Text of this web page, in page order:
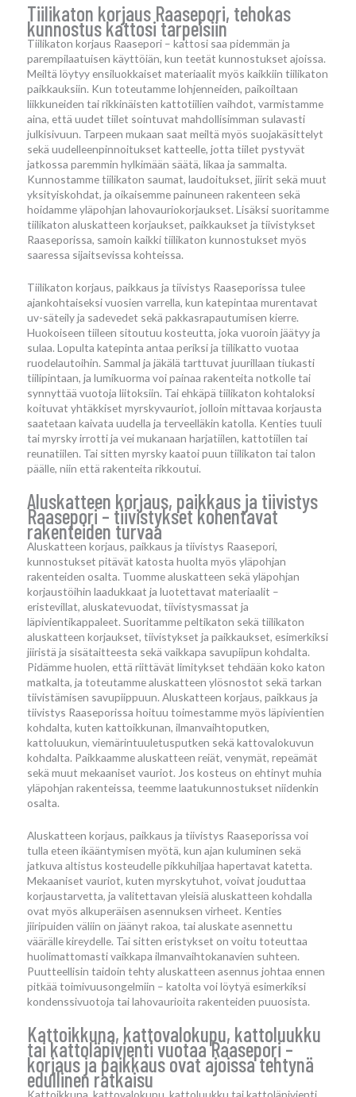
Tiilikaton korjaus Raasepori, tehokas
kunnostus kattosi tarpeisiin
Tiilikaton korjaus Raasepori – kattosi saa pidemmän ja
parempilaatuisen käyttöiän, kun teetät kunnostukset ajoissa.
Meiltä löytyy ensiluokkaiset materiaalit myös kaikkiin tiilikaton
paikkauksiin. Kun toteutamme lohjenneiden, paikoiltaan
liikkuneiden tai rikkinäisten kattotiilien vaihdot, varmistamme
aina, että uudet tiilet sointuvat mahdollisimman sulavasti
julkisivuun. Tarpeen mukaan saat meiltä myös suojakäsittelyt
sekä uudelleenpinnoitukset katteelle, jotta tiilet pystyvät
jatkossa paremmin hylkimään säätä, likaa ja sammalta.
Kunnostamme tiilikaton saumat, laudoitukset, jiirit sekä muut
yksityiskohdat, ja oikaisemme painuneen rakenteen sekä
hoidamme yläpohjan lahovauriokorjaukset. Lisäksi suoritamme
tiilikaton aluskatteen korjaukset, paikkaukset ja tiivistykset
Raaseporissa, samoin kaikki tiilikaton kunnostukset myös
saaressa sijaitsevissa kohteissa.
Tiilikaton korjaus, paikkaus ja tiivistys Raaseporissa tulee
ajankohtaiseksi vuosien varrella, kun katepintaa murentavat
uv-säteily ja sadevedet sekä pakkasrapautumisen kierre.
Huokoiseen tiileen sitoutuu kosteutta, joka vuoroin jäätyy ja
sulaa. Lopulta katepinta antaa periksi ja tiilikatto vuotaa
ruodelautoihin. Sammal ja jäkälä tarttuvat juurillaan tiukasti
tiilipintaan, ja lumikuorma voi painaa rakenteita notkolle tai
synnyttää vuotoja liitoksiin. Tai ehkäpä tiilikaton kohtaloksi
koituvat yhtäkkiset myrskyvauriot, jolloin mittavaa korjausta
saatetaan kaivata uudella ja terveelläkin katolla. Kenties tuuli
tai myrsky irrotti ja vei mukanaan harjatiilen, kattotiilen tai
reunatiilen. Tai sitten myrsky kaatoi puun tiilikaton tai talon
päälle, niin että rakenteita rikkoutui.
Aluskatteen korjaus, paikkaus ja tiivistys
Raasepori – tiivistykset kohentavat
rakenteiden turvaa
Aluskatteen korjaus, paikkaus ja tiivistys Raasepori,
kunnostukset pitävät katosta huolta myös yläpohjan
rakenteiden osalta. Tuomme aluskatteen sekä yläpohjan
korjaustöihin laadukkaat ja luotettavat materiaalit –
eristevillat, aluskatevuodat, tiivistysmassat ja
läpivientikappaleet. Suoritamme peltikaton sekä tiilikaton
aluskatteen korjaukset, tiivistykset ja paikkaukset, esimerkiksi
jiiristä ja sisätaitteesta sekä vaikkapa savupiipun kohdalta.
Pidämme huolen, että riittävät limitykset tehdään koko katon
matkalta, ja toteutamme aluskatteen ylösnostot sekä tarkan
tiivistämisen savupiippuun. Aluskatteen korjaus, paikkaus ja
tiivistys Raaseporissa hoituu toimestamme myös läpivientien
kohdalta, kuten kattoikkunan, ilmanvaihtoputken,
kattoluukun, viemärintuuletusputken sekä kattovalokuvun
kohdalta. Paikkaamme aluskatteen reiät, venymät, repeämät
sekä muut mekaaniset vauriot. Jos kosteus on ehtinyt muhia
yläpohjan rakenteissa, teemme laatukunnostukset niidenkin
osalta.
Aluskatteen korjaus, paikkaus ja tiivistys Raaseporissa voi
tulla eteen ikääntymisen myötä, kun ajan kuluminen sekä
jatkuva altistus kosteudelle pikkuhiljaa hapertavat katetta.
Mekaaniset vauriot, kuten myrskytuhot, voivat jouduttaa
korjaustarvetta, ja valitettavan yleisiä aluskatteen kohdalla
ovat myös alkuperäisen asennuksen virheet. Kenties
jiiripuiden väliin on jäänyt rakoa, tai aluskate asennettu
väärälle kireydelle. Tai sitten eristykset on voitu toteuttaa
huolimattomasti vaikkapa ilmanvaihtokanavien suhteen.
Puutteellisin taidoin tehty aluskatteen asennus johtaa ennen
pitkää toimivuusongelmiin – katolta voi löytyä esimerkiksi
kondenssivuotoja tai lahovaurioita rakenteiden puuosista.
Kattoikkuna, kattovalokupu, kattoluukku
tai kattoläpivienti vuotaa Raasepori –
korjaus ja paikkaus ovat ajoissa tehtynä
edullinen ratkaisu
Kattoikkuna, kattovalokupu, kattoluukku tai kattoläpivienti